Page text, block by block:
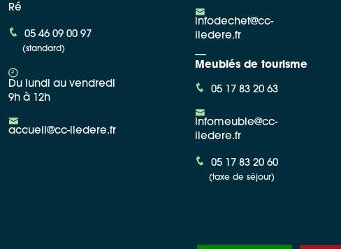
Ré
05 46 09 00 97
(standard)
Du lundi au vendredi
9h à 12h
accueil@cc-iledere.fr
infodechet@cc-
iledere.fr
Meublés de tourisme
05 17 83 20 63
infomeuble@cc-
iledere.fr
05 17 83 20 60
(taxe de séjour)